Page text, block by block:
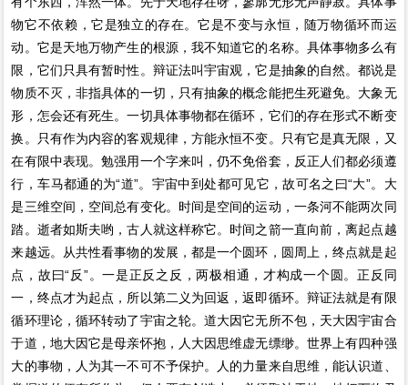
物它不依赖，它是独立的存在。它是不变与永恒，随万物循环而运
动。它是天地万物产生的根源，我不知道它的名称。具体事物多么有
限，它们只具有暂时性。辩证法叫宇宙观，它是抽象的自然。都说是
物质不灭，非指具体的一切，只有抽象的概念能把生死避免。大象无
形，怎会还有死生。一切具体事物都在循环，它们的存在形式不断变
换。只有作为内容的客观规律，方能永恒不变。只有它是真无限，又
在有限中表现。勉强用一个字来叫，仍不免俗套，反正人们都必须遵
行，车马都通的为“道”。宇宙中到处都可见它，故可名之曰“大”。大
是三维空间，空间总有变化。时间是空间的运动，一条河不能两次同
踏。逝者如斯夫哟，古人就这样称它。时间之箭一直向前，离起点越
来越远。从共性看事物的发展，都是一个圆环，圆周上，终点就是起
点，故曰“反”。一是正反之反，两极相通，才构成一个圆。正反同
一，终点才为起点，所以第二义为回返，返即循环。辩证法就是有限
循环理论，循环转动了宇宙之轮。道大因它无所不包，天大因宇宙合
于道，地大因它是母亲怀抱，人大因思维虚无缥缈。世界上有四种强
大的事物，人为其一不可不予保护。人的力量来自思维，能认识道、